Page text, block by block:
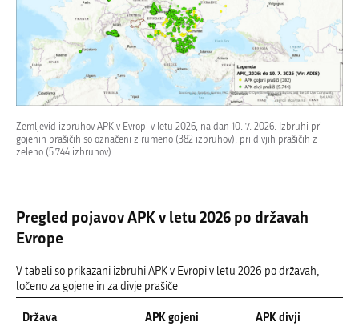
Zemljevid izbruhov APK v Evropi v letu 2026, na dan 10. 7. 2026. Izbruhi pri
gojenih prašičih so označeni z rumeno (382 izbruhov), pri divjih prašičih z
zeleno (5.744 izbruhov).
Pregled pojavov APK v letu 2026 po državah
Evrope
V tabeli so prikazani izbruhi APK v Evropi v letu 2026 po državah,
ločeno za gojene in za divje prašiče
Država
APK gojeni
APK divji